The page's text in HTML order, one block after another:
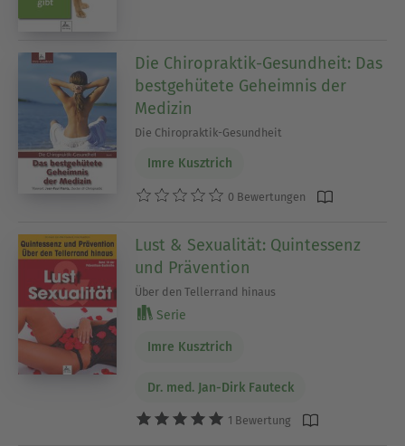
Die Chiropraktik-Gesundheit: Das
bestgehütete Geheimnis der
Medizin
Die Chiropraktik-Gesundheit
Imre Kusztrich
0 Bewertungen
Lust & Sexualität: Quintessenz
und Prävention
Über den Tellerrand hinaus
Serie
Imre Kusztrich
Dr. med. Jan-Dirk Fauteck
1 Bewertung